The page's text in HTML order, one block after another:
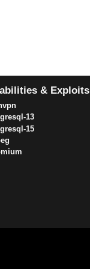
& Exploits
13
15